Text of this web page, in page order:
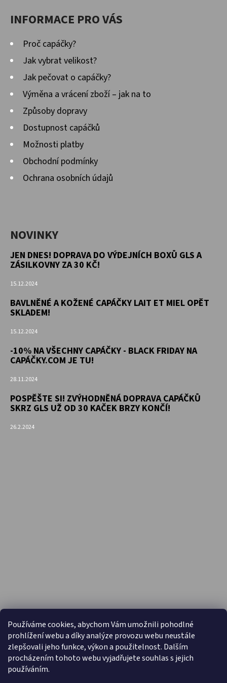
Používáme cookies, abychom Vám umožnili pohodlné
prohlížení webu a díky analýze provozu webu neustále
zlepšovali jeho funkce, výkon a použitelnost. Dalším
procházením tohoto webu vyjadřujete souhlas s jejich
používáním.
INFORMACE PRO VÁS
Proč capáčky?
Jak vybrat velikost?
Jak pečovat o capáčky?
Výměna a vrácení zboží – jak na to
Způsoby dopravy
Dostupnost capáčků
Možnosti platby
Obchodní podmínky
Ochrana osobních údajů
NOVINKY
JEN DNES! DOPRAVA DO VÝDEJNÍCH BOXŮ GLS A
ZÁSILKOVNY ZA 30 KČ!
15.12.2024
BAVLNĚNÉ A KOŽENÉ CAPÁČKY LAIT ET MIEL OPĚT
SKLADEM!
15.12.2024
-10% NA VŠECHNY CAPÁČKY - BLACK FRIDAY NA
CAPÁČKY.COM JE TU!
28.11.2024
POSPĚŠTE SI! ZVÝHODNĚNÁ DOPRAVA CAPÁČKŮ
SKRZ GLS UŽ OD 30 KAČEK BRZY KONČÍ!
26.2.2024
PŘIJÍMÁME ONLINE PLATBY